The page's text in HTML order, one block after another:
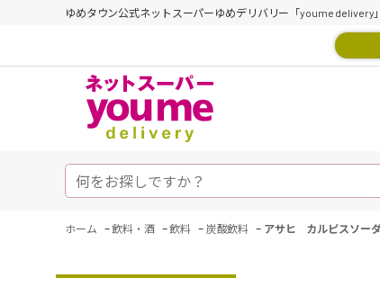
ゆめタウン公式ネットスーパーゆめデリバリー「youme delivery」
ホーム -飲料・酒 -飲料 - 炭酸飲料 - アサヒ カルピスソー